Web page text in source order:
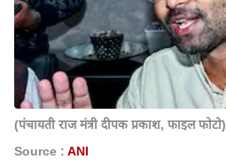
(पंचायती राज मंत्री दीपक प्रकाश, फाइल फोटो)
Source : ANI